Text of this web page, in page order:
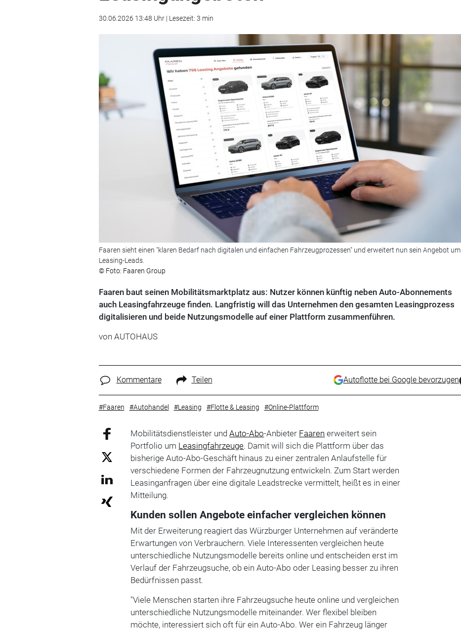
30.06.2026 13:48 Uhr | Lesezeit: 3 min
Faaren sieht einen "klaren Bedarf nach digitalen und einfachen Fahrzeugprozessen" und erweitert nun sein Angebot um
Leasing-Leads.
© Foto: Faaren Group
Faaren baut seinen Mobilitätsmarktplatz aus: Nutzer können künftig neben Auto-Abonnements
auch Leasingfahrzeuge finden. Langfristig will das Unternehmen den gesamten Leasingprozess
digitalisieren und beide Nutzungsmodelle auf einer Plattform zusammenführen.
von AUTOHAUS
Kommentare Teilen Autoflotte bei Google bevorzugen
#Faaren #Autohandel #Leasing #Flotte & Leasing #Online-Plattform
Mobilitätsdienstleister undAuto-Abo-Anbieter Faaren erweitert sein
Portfolio um Leasingfahrzeuge. Damit will sich die Plattform über das
bisherige Auto-Abo-Geschäft hinaus zu einer zentralen Anlaufstelle für
verschiedene Formen der Fahrzeugnutzung entwickeln. Zum Start werden
Leasinganfragen über eine digitale Leadstrecke vermittelt, heißt es in einer
Mitteilung.
Kunden sollen Angebote einfacher vergleichen können
Mit der Erweiterung reagiert das Würzburger Unternehmen auf veränderte
Erwartungen von Verbrauchern. Viele Interessenten vergleichen heute
unterschiedliche Nutzungsmodelle bereits online und entscheiden erst im
Verlauf der Fahrzeugsuche, ob ein Auto-Abo oder Leasing besser zu ihren
Bedürfnissen passt.
"Viele Menschen starten ihre Fahrzeugsuche heute online und vergleichen
unterschiedliche Nutzungsmodelle miteinander. Wer flexibel bleiben
möchte, interessiert sich oft für ein Auto-Abo. Wer ein Fahrzeug länger